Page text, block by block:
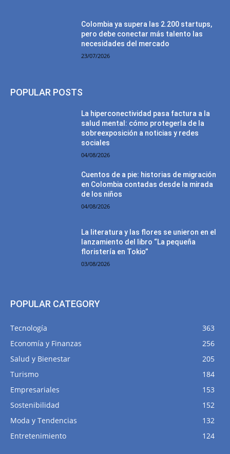
Colombia ya supera las 2.200 startups,
pero debe conectar más talento las
necesidades del mercado
23/07/2026
POPULAR POSTS
La hiperconectividad pasa factura a la
salud mental: cómo protegerla de la
sobreexposición a noticias y redes
sociales
04/08/2026
Cuentos de a pie: historias de migración
en Colombia contadas desde la mirada
de los niños
04/08/2026
La literatura y las flores se unieron en el
lanzamiento del libro “La pequeña
floristería en Tokio”
03/08/2026
POPULAR CATEGORY
Tecnología
363
Economía y Finanzas
256
Salud y Bienestar
205
Turismo
184
Empresariales
153
Sostenibilidad
152
Moda y Tendencias
132
Entretenimiento
124